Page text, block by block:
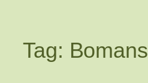
Tag: Bomans